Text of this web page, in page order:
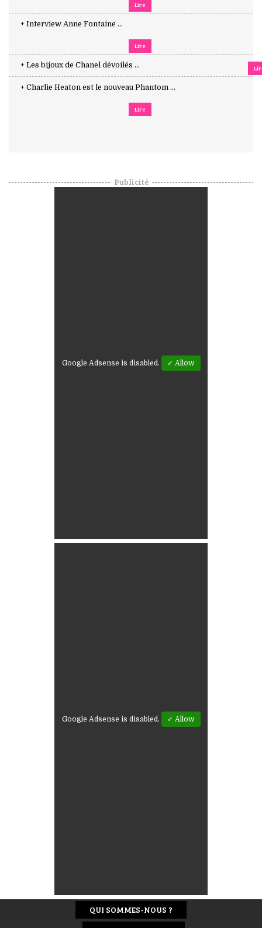
Lire
+ Interview Anne Fontaine ...
Lire
+ Les bijoux de Chanel dévoilés ...
+ Charlie Heaton est le nouveau Phantom ...
Lire
Publicité
Google Adsense is disabled. ✓ Allow
Google Adsense is disabled. ✓ Allow
QUI SOMMES-NOUS ?